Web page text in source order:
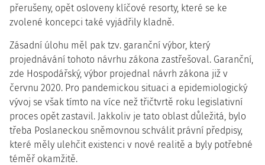
přerušeny, opět osloveny klíčové resorty, které se ke
zvolené koncepci také vyjádřily kladně.
Zásadní úlohu měl pak tzv. garanční výbor, který
projednávání tohoto návrhu zákona zastřešoval. Garanční,
zde Hospodářský, výbor projednal návrh zákona již v
červnu 2020. Pro pandemickou situaci a epidemiologický
vývoj se však tímto na více než třičtvrtě roku legislativní
proces opět zastavil. Jakkoliv je tato oblast důležitá, bylo
třeba Poslaneckou sněmovnou schválit právní předpisy,
které měly ulehčit existenci v nové realitě a byly potřebné
téměř okamžitě.